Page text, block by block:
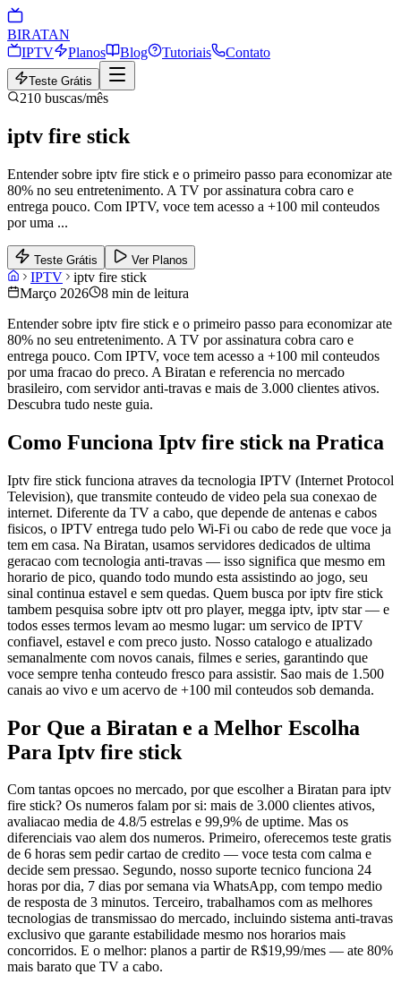
BIRATAN
IPTV
Planos Blog Tutoriais Contato
Teste Grátis
210 buscas/mês
iptv fire stick
Entender sobre iptv fire stick e o primeiro passo para economizar ate
80% no seu entretenimento. A TV por assinatura cobra caro e
entrega pouco. Com IPTV, voce tem acesso a +100 mil conteudos
por uma ...
Teste Grátis Ver Planos
IPTV
iptv fire stick
Março 2026
8 min de leitura
Entender sobre iptv fire stick e o primeiro passo para economizar ate
80% no seu entretenimento. A TV por assinatura cobra caro e
entrega pouco. Com IPTV, voce tem acesso a +100 mil conteudos
por uma fracao do preco. A Biratan e referencia no mercado
brasileiro, com servidor anti-travas e mais de 3.000 clientes ativos.
Descubra tudo neste guia.
Como Funciona Iptv fire stick na Pratica
Iptv fire stick funciona atraves da tecnologia IPTV (Internet Protocol
Television), que transmite conteudo de video pela sua conexao de
internet. Diferente da TV a cabo, que depende de antenas e cabos
fisicos, o IPTV entrega tudo pelo Wi-Fi ou cabo de rede que voce ja
tem em casa. Na Biratan, usamos servidores dedicados de ultima
geracao com tecnologia anti-travas — isso significa que mesmo em
horario de pico, quando todo mundo esta assistindo ao jogo, seu
sinal continua estavel e sem quedas. Quem busca por iptv fire stick
tambem pesquisa sobre iptv ott pro player, megga iptv, iptv star — e
todos esses termos levam ao mesmo lugar: um servico de IPTV
confiavel, estavel e com preco justo. Nosso catalogo e atualizado
semanalmente com novos canais, filmes e series, garantindo que
voce sempre tenha conteudo fresco para assistir. Sao mais de 1.500
canais ao vivo e um acervo de +100 mil conteudos sob demanda.
Por Que a Biratan e a Melhor Escolha
Para Iptv fire stick
Com tantas opcoes no mercado, por que escolher a Biratan para iptv
fire stick? Os numeros falam por si: mais de 3.000 clientes ativos,
avaliacao media de 4.8/5 estrelas e 99,9% de uptime. Mas os
diferenciais vao alem dos numeros. Primeiro, oferecemos teste gratis
de 6 horas sem pedir cartao de credito — voce testa com calma e
decide sem pressao. Segundo, nosso suporte tecnico funciona 24
horas por dia, 7 dias por semana via WhatsApp, com tempo medio
de resposta de 3 minutos. Terceiro, trabalhamos com as melhores
tecnologias de transmissao do mercado, incluindo sistema anti-travas
exclusivo que garante estabilidade mesmo nos horarios mais
concorridos. E o melhor: planos a partir de R$19,99/mes — ate 80%
mais barato que TV a cabo.